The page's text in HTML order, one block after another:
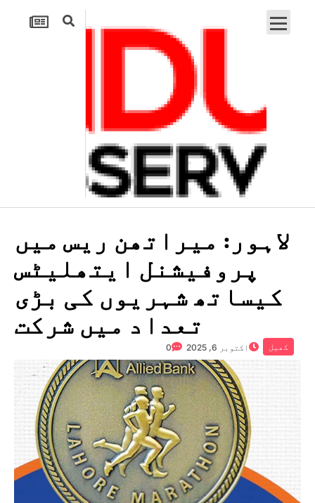
لاہور: میراتھن ریس میں
پروفیشنل ایتھلیٹس
کیساتھ شہریوں کی بڑی
تعداد میں شرکت
کھیل اکتوبر 6, 2025 0